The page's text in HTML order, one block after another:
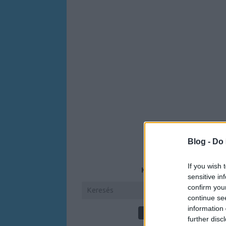
Blog -
If you wish
sensitive
confirm
continue
information
further
KERESÉS